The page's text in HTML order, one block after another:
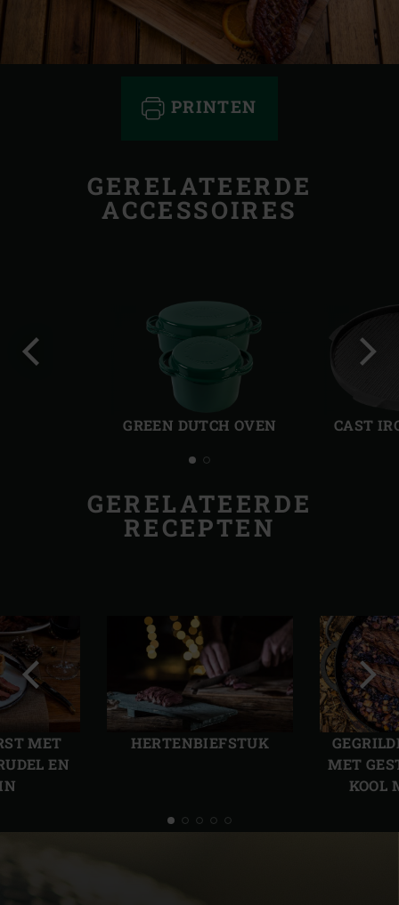
PRINTEN
GERELATEERDE
ACCESSOIRES
GREEN DUTCH OVEN CAST
GERELATEERDE
RECEPTEN
MET
EN
HERTENBIEFSTUK
MET
KOOL
slide